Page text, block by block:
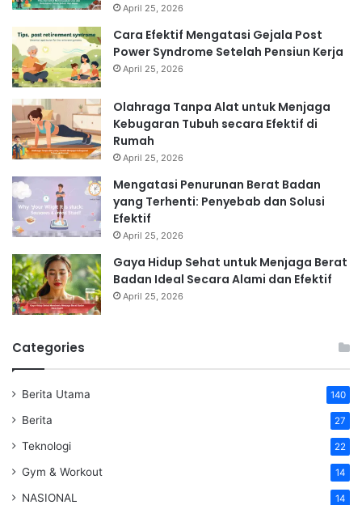
April 25, 2026
Cara Efektif Mengatasi Gejala Post
Power Syndrome Setelah Pensiun Kerja
April 25, 2026
Olahraga Tanpa Alat untuk Menjaga
Kebugaran Tubuh secara Efektif di
Rumah
April 25, 2026
Mengatasi Penurunan Berat Badan
yang Terhenti: Penyebab dan Solusi
Efektif
April 25, 2026
Gaya Hidup Sehat untuk Menjaga Berat
Badan Ideal Secara Alami dan Efektif
April 25, 2026
Categories
Berita Utama 140
Berita 27
Teknologi 22
Gym & Workout 14
NASIONAL 14